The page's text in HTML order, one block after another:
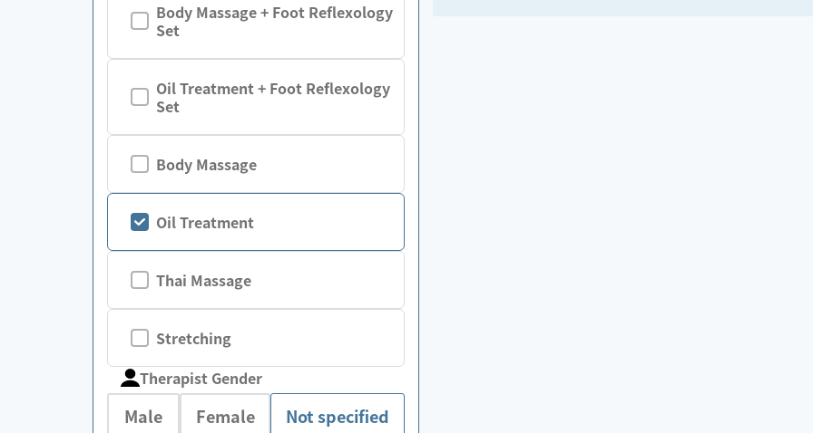
Body Massage + Foot Reflexology
Set
Oil Treatment + Foot Reflexology
Set
Body Massage
Oil Treatment
Thai Massage
Stretching
Therapist Gender
Male Female Not specified